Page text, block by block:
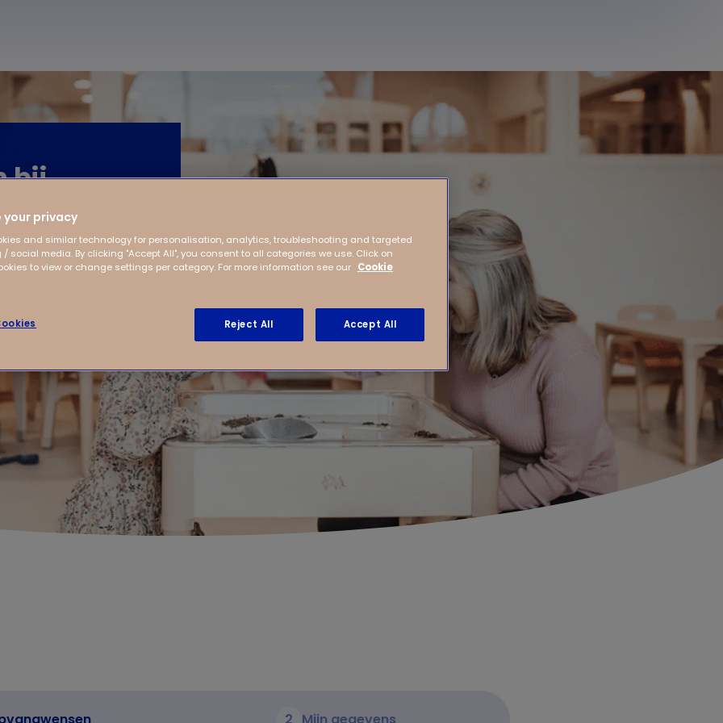
bij
your privacy
and similar technology for personalisation, analytics, troubleshooting and targeted
social media. By clicking "Accept All", you consent to all categories we use. Click on
to view or change settings per category. For more information see our Cookie
Reject All Accept All